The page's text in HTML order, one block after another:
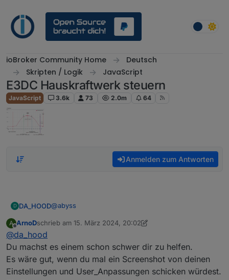
ioBroker Community Home
Deutsch
Skripten / Logik
JavaScript
E3DC Hauskraftwerk steuern
JavaScript 3.6k 73 2.0m 64
Anmelden zum Antworten
D DA_HOOD@abyss
Das hatte ich gestern auch versucht, hatte nichts
heruntergesetzt. Diese „verdächtigen“ hatte ich
schon und eben getestet. Ich hab den Notstrom
jetzt mal auf 1% gestellt, mal sehen was morgen
passiert.
Aus meiner Sicht ist das ein Bug. Als ich das ganze
heute manuell in Schwung gebracht habe, hat er
brav bis 70% geladen und dann gestoppt. Zur
berechneten Regelbeginnzeit hat er dann auch
A
Offline
ArnoDschrieb am 15. März 2024, 20:02
zuletzt editiert von ArnoD
@da_hood
Du machst es einem schon schwer dir zu helfen.
Es wäre gut, wenn du mal ein Screenshot von deinen
Einstellungen und User_Anpassungen schicken würdest.